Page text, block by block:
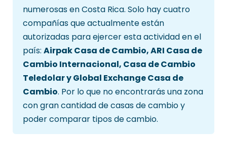
numerosas en Costa Rica. Solo hay cuatro
compañías que actualmente están
autorizadas para ejercer esta actividad en el
país: Airpak Casa de Cambio, ARI Casa de
Cambio Internacional, Casa de Cambio
Teledolar y Global Exchange Casa de
Cambio. Por lo que no encontrarás una zona
con gran cantidad de casas de cambio y
poder comparar tipos de cambio.